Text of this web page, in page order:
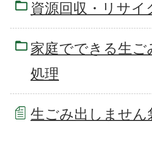
資源回収・リサイ
家庭でできる生ご
処理
生ごみ出しません